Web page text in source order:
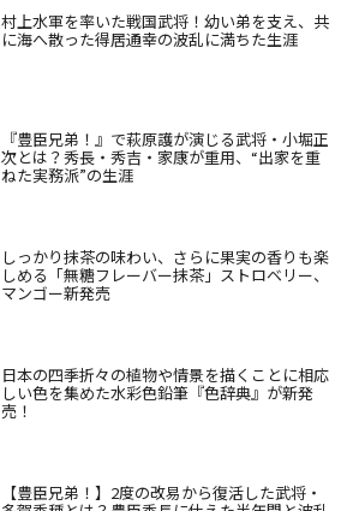
村上水軍を率いた戦国武将！幼い弟を支え、共
に海へ散った得居通幸の波乱に満ちた生涯
『豊臣兄弟！』で萩原護が演じる武将・小堀正
次とは？秀長・秀吉・家康が重用、“出家を重
ねた実務派”の生涯
しっかり抹茶の味わい、さらに果実の香りも楽
しめる「無糖フレーバー抹茶」ストロベリー、
マンゴー新発売
日本の四季折々の植物や情景を描くことに相応
しい色を集めた水彩色鉛筆『色辞典』が新発
売！
【豊臣兄弟！】2度の改易から復活した武将・